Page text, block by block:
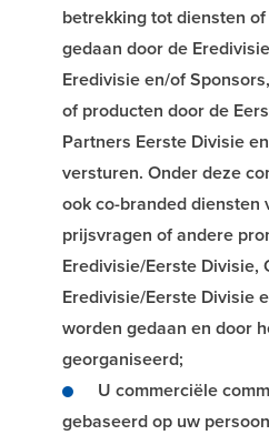
betrekking tot diensten
gedaan door de
Eredivisie en/of
of producten door de
Partners Eerste Divisie
versturen. Onder deze
ook co-branded diensten
prijsvragen of andere
Eredivisie/Eerste Divisie,
Eredivisie/Eerste Divisie
worden gedaan en door
georganiseerd;
U commerciële
gebaseerd op uw